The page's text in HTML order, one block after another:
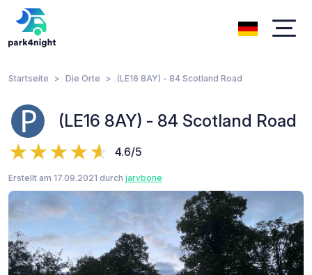
Startseite Die Orte (LE16 8AY) - 84 Scotland Road
(LE16 8AY) - 84 Scotland Road
4.6/5
Erstellt am 17.09.2021 durch jarvbone